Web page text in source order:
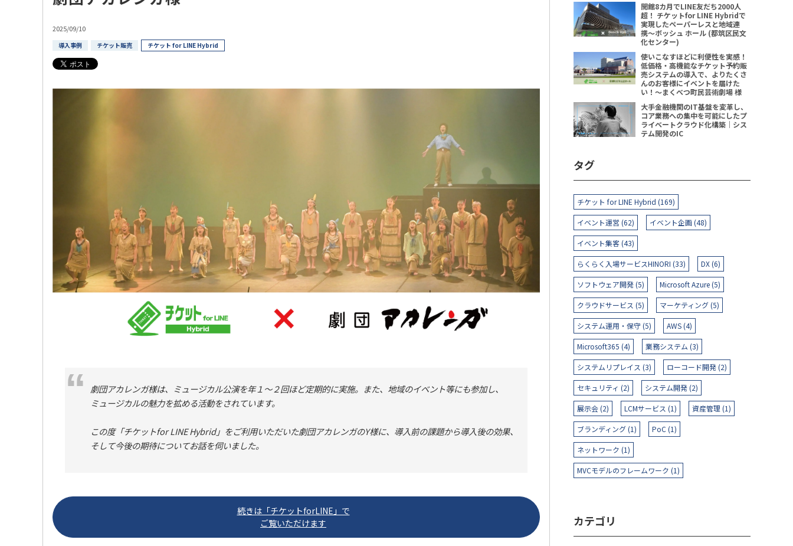
2025/09/10
導入事例 チケット販売 チケット for LINE Hybrid
劇団アカレンガ様は、ミュージカル公演を年１〜２回ほど定期的に実施。また、地域のイベント等にも参加し、
ミュージカルの魅力を拡める活動をされています。
この度「チケットfor LINE Hybrid」をご利用いただいた劇団アカレンガのY様に、導入前の課題から導入後の効果、
そして今後の期待についてお話を伺いました。
続きは「チケットforLINE」で
ご覧いただけます
開館8カ月でLINE友だち2000人
超！ チケットfor LINE Hybridで
実現したペーパーレスと地域連
携〜ボッシュ ホール (都筑区民文
化センター)
使いこなすほどに利便性を実感！
低価格・高機能なチケット予約販
売システムの導入で、よりたくさ
んのお客様にイベントを届けた
い！〜まくべつ町民芸術劇場 様
大手金融機関のIT基盤を変革し、
コア業務への集中を可能にしたプ
ライベートクラウド化構築｜シス
テム開発のIC
タグ
チケット for LINE Hybrid (169)
イベント運営 (62) イベント企画 (48)
イベント集客 (43)
らくらく入場サービスHINORI (33) DX (6)
ソフトウェア開発 (5) Microsoft Azure (5)
クラウドサービス (5) マーケティング (5)
システム運用・保守 (5) AWS (4)
Microsoft365 (4) 業務システム (3)
システムリプレイス (3) ローコード開発 (2)
セキュリティ (2) システム開発 (2)
展示会 (2) LCMサービス (1) 資産管理 (1)
ブランディング (1) PoC (1)
ネットワーク (1)
MVCモデルのフレームワーク (1)
カテゴリ